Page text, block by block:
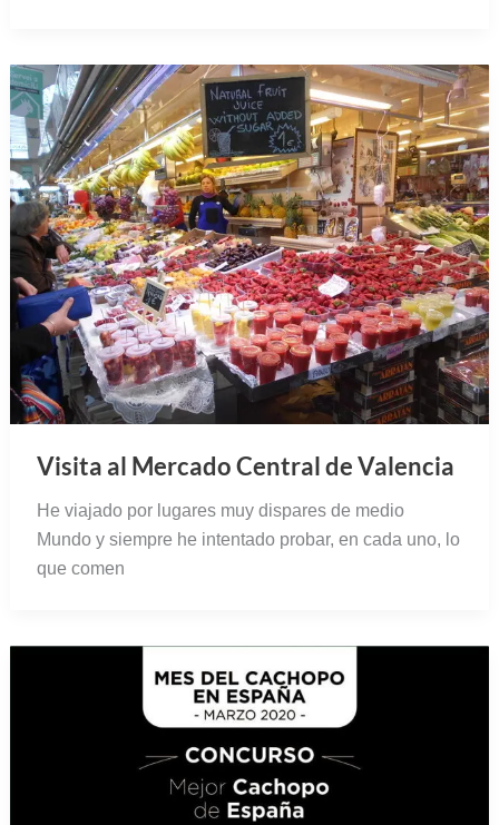
Visita al Mercado Central de Valencia
He viajado por lugares muy dispares de medio
Mundo y siempre he intentado probar, en cada uno, lo
que comen